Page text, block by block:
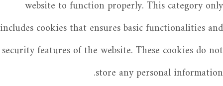
website to function properly. This category only
includes cookies that ensures basic functionalities and
security features of the website. These cookies do not
store any personal information.